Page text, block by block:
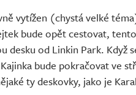
vytížen (chystá velké
bude opět cestovat,
desku od Linkin Park. Když
bude pokračovat ve
ty deskovky, jako je